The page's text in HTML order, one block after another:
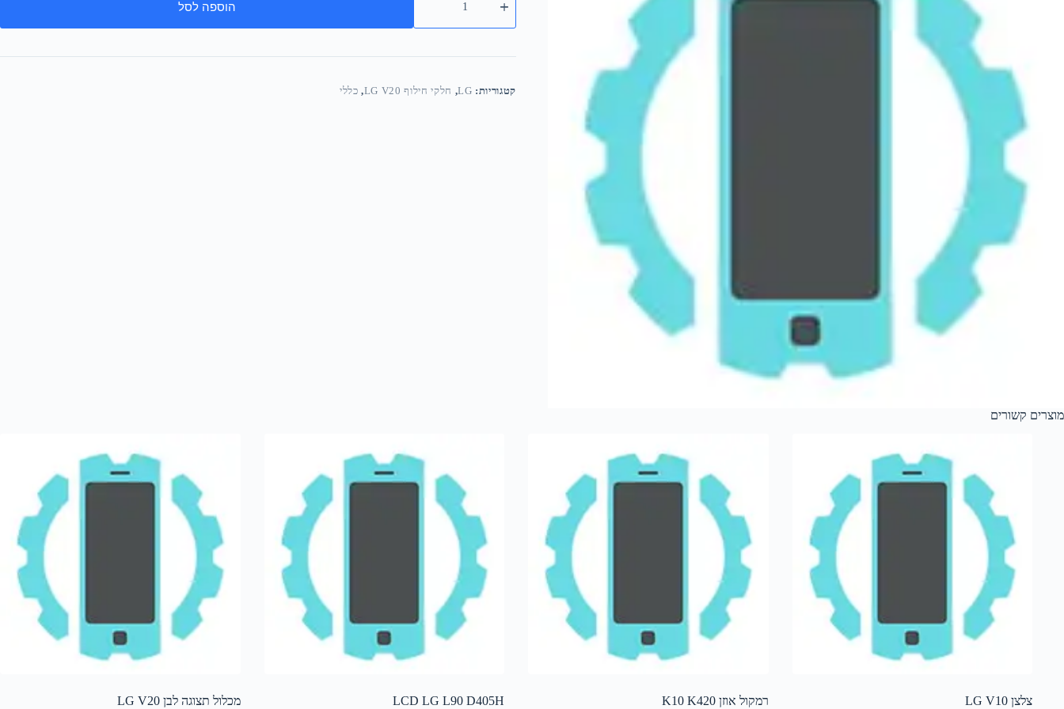
הוספה לסל
קטגוריות: LG
, חלקי חילוף LG V20 , כללי
מוצרים קשורים
צלצן LG V10 רמקול אוזן K10 K420 LCD LG L90 D405H מכלול תצוגה לבן LG V20